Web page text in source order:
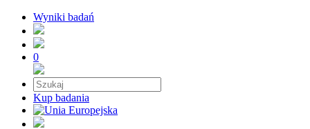
Wyniki badań
0
Kup badania